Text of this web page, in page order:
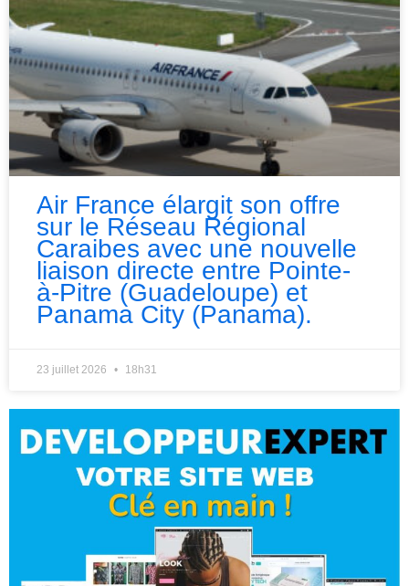
Air France élargit son offre
sur le Réseau Régional
Caraibes avec une nouvelle
liaison directe entre Pointe-
à-Pitre (Guadeloupe) et
Panama City (Panama).
23 juillet 2026 18h31